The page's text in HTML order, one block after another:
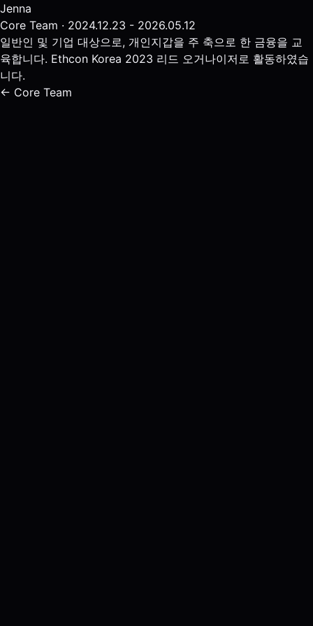
Jenna
Core Team · 2024.12.23 - 2026.05.12
일반인 및 기업 대상으로, 개인지갑을 주 축으로 한 금융을 교
육합니다. Ethcon Korea 2023 리드 오거나이저로 활동하였습
니다.
← Core Team